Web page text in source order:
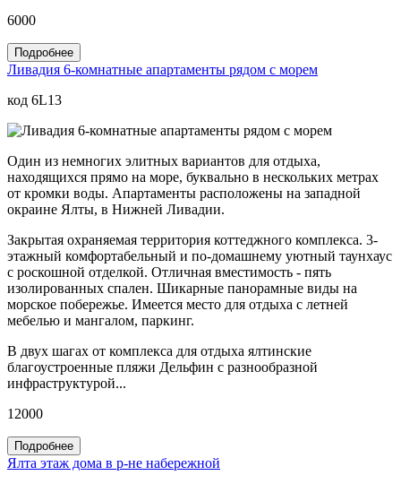
6000
Подробнее
Ливадия 6-комнатные апартаменты рядом с морем
код 6L13
Один из немногих элитных вариантов для отдыха,
находящихся прямо на море, буквально в нескольких метрах
от кромки воды. Апартаменты расположены на западной
окраине Ялты, в Нижней Ливадии.
Закрытая охраняемая территория коттеджного комплекса. 3-
этажный комфортабельный и по-домашнему уютный таунхаус
с роскошной отделкой. Отличная вместимость - пять
изолированных спален. Шикарные панорамные виды на
морское побережье. Имеется место для отдыха с летней
мебелью и мангалом, паркинг.
В двух шагах от комплекса для отдыха ялтинские
благоустроенные пляжи Дельфин с разнообразной
инфраструктурой...
12000
Подробнее
Ялта этаж дома в р-не набережной